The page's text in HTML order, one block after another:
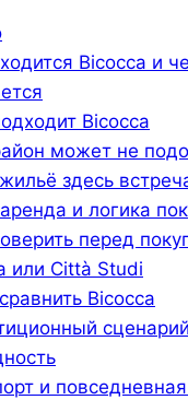
Bicocca и
Bicocca
может не
здесь
и логика
перед
или Città Studi
Bicocca
и